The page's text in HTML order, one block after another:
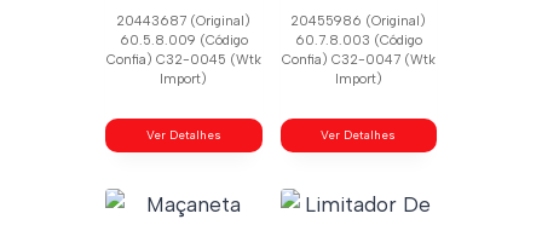
20443687 (Original)
60.5.8.009 (Código
Confia) C32-0045 (Wtk
Import)
Ver Detalhes
20455986 (Original)
60.7.8.003 (Código
Confia) C32-0047 (Wtk
Import)
Ver Detalhes